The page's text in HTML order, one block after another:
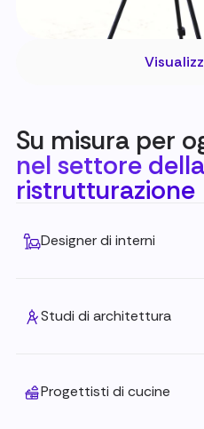
Su misura per
nel settore
ristrutturazione
Designer di interni
Studi di architettura
Progettisti di cucine